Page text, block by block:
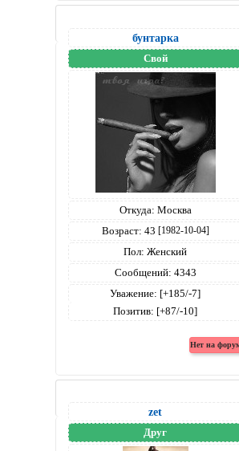
бунтарка
Свой
Откуда: Москва
Возраст: 43 [1982-10-04]
Пол: Женский
Сообщений: 4343
Уважение: [+185/-7]
Позитив: [+87/-10]
zet
Друг